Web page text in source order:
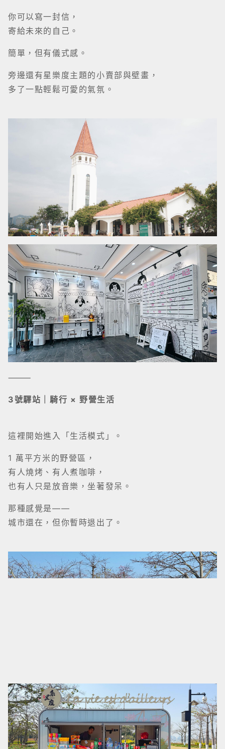
你可以寫一封信，
寄給未來的自己。
簡單，但有儀式感。
旁邊還有星樂度主題的小賣部與壁畫，
多了一點輕鬆可愛的氣氛。
⸻
3號驛站｜騎行 × 野營生活
這裡開始進入「生活模式」。
1 萬平方米的野營區，
有人燒烤、有人煮咖啡，
也有人只是放音樂，坐著發呆。
那種感覺是——
城市還在，但你暫時退出了。